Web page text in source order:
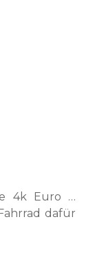
4k Euro …
dafür